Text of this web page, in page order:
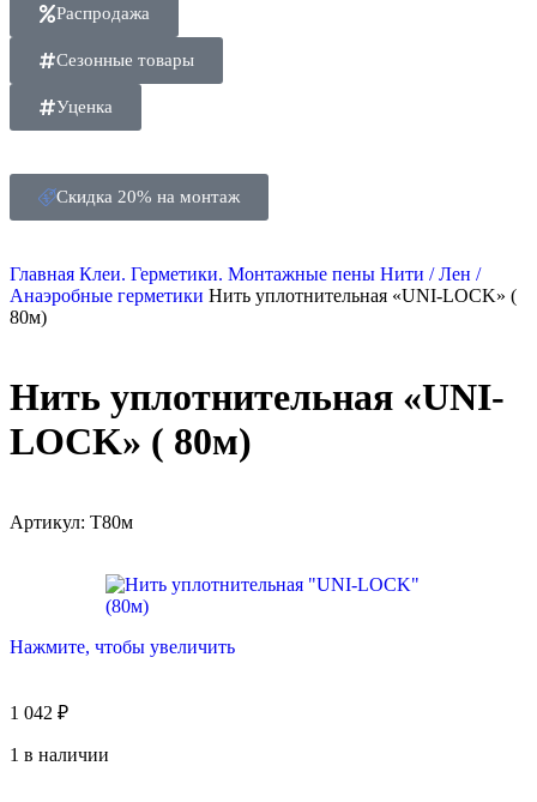
Распродажа
Сезонные товары
Уценка
Скидка 20% на монтаж
Главная Клеи. Герметики. Монтажные пены Нити / Лен /
Анаэробные герметики Нить уплотнительная «UNI-LOCK» (
80м)
Нить уплотнительная «UNI-
LOCK» ( 80м)
Артикул: Т80м
Нажмите, чтобы увеличить
1 042 ₽
1 в наличии